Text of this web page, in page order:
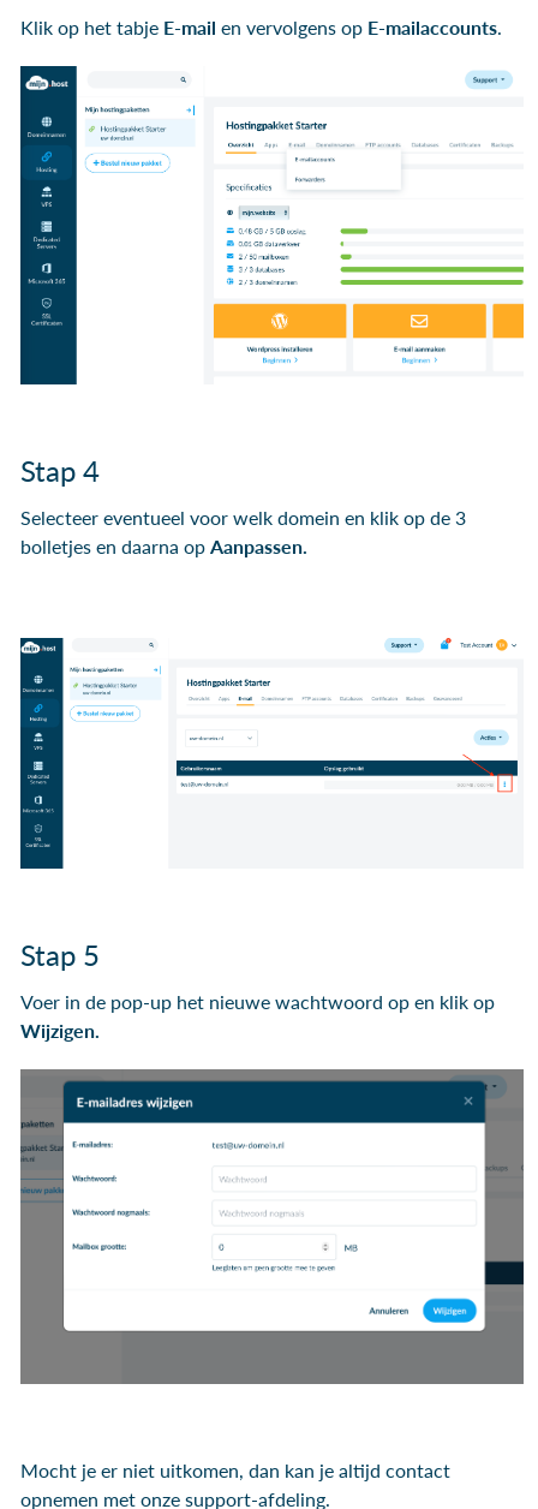
Klik op het tabje E-mail en vervolgens op E-mailaccounts.
Stap 4
Selecteer eventueel voor welk domein en klik op de 3
bolletjes en daarna op Aanpassen.
Stap 5
Voer in de pop-up het nieuwe wachtwoord op en klik op
Wijzigen.
Mocht je er niet uitkomen, dan kan je altijd contact
opnemen met onze support-afdeling.